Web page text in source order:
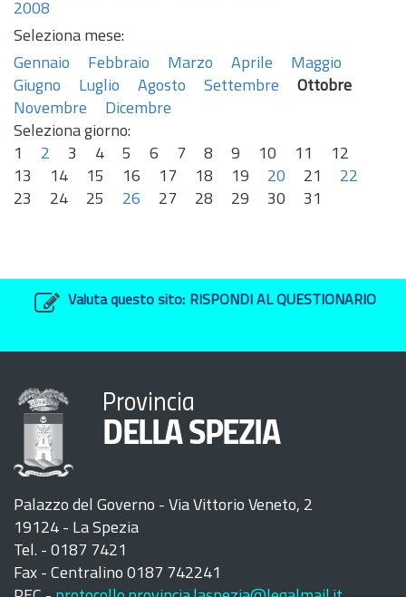
2008
Seleziona mese:
Gennaio
Febbraio Marzo Aprile
Maggio
Giugno
Luglio Agosto Settembre
Ottobre
Novembre
Dicembre
Seleziona giorno:
1
2 3 4 5 6 7 8 9 10 11
12
13
14 15 16 17 18 19 20 21
22
23
24 25 26 27 28 29 30 31
Valuta questo sito: RISPONDI AL QUESTIONARIO
Provincia
DELLA SPEZIA
Palazzo del Governo - Via Vittorio Veneto, 2
19124 - La Spezia
Tel. - 0187 7421
Fax - Centralino 0187 742241